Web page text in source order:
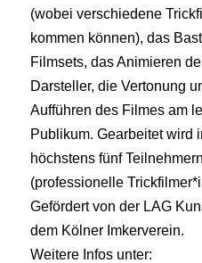
(wobei verschiedene
kommen können), das
Filmsets, das Animieren
Darsteller, die Vertonung
Aufführen des Filmes am
Publikum. Gearbeitet wird
höchstens fünf
(professionelle
Gefördert von der LAG
dem Kölner Imkerverein.
Weitere Infos unter: